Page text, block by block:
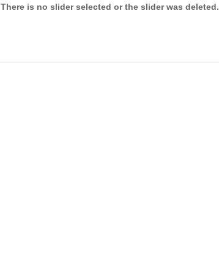
There is no slider selected or the slider was deleted.